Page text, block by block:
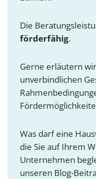
Die
förderfähig.
Gerne erläutern
unverbindlichen
Was darf eine
die Sie auf Ihrem
Unternehmen
unseren Blog-